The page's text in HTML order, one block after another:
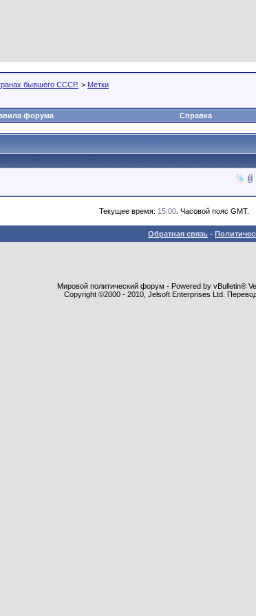
бывшего СССР. > Метки
форума Справка
Текущее время: 15:00 . Часовой пояс GMT.
Обратная связь -
Мировой политический форум - Powered by vBulletin®
Copyright ©2000 - 2010, Jelsoft Enterprises Ltd.